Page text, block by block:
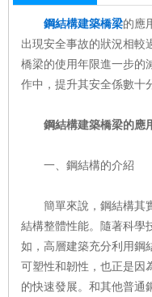
鋼結構建築橋梁的應
出現安全事故的狀況相較過
橋梁的使用年限進一步的減
作中，提升其安全係數十分
鋼結構建築橋梁的應
一、鋼結構的介紹
簡單來說，鋼結構其
結構整體性能。隨著科
如，高層建築充分利
可塑性和韌性，也正是
的快速發展。和其他普通